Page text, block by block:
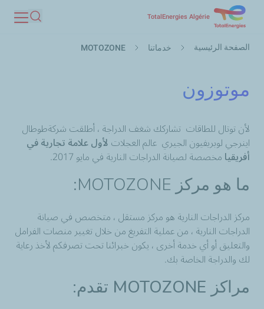
المحتوى
TotalEnergies Algérie
بحث
مسار
الصفحة الرئيسية خدماتنا MOTOZONE
موتوزون
لأن توتال للطاقات تشاركك شغف الدراجة ، أطلقت شركةطوطال
اينرجي لوبريفيون الجيري عالم العجلاتلأول علامة تجارية في
أفريقيامخصصة لصيانة الدراجات النارية في مايو 2017.
ما هو مركز MOTOZONE:
مركز الدراجات النارية هو مركز مستقل ، متخصص في صيانة
الدراجات النارية ، من عملية التفريغ من خلال تغيير منصات الفرامل
والتعليق أو أي خدمة أخرى ، يكون خبرائنا تحت تصرفكم لأخذ رعاية
لك والدراجة الخاصة بك.
مراكز